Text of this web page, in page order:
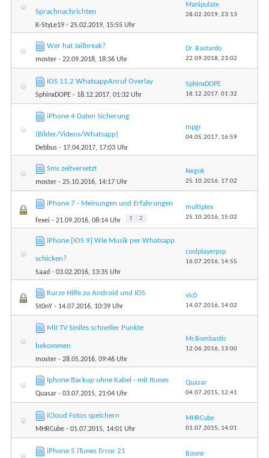
Sprachnachrichten
K-StyLe19 - 25.02.2019, 15:55 Uhr
Manipulate
28.02.2019, 23:13
Wer hat Jailbreak?
moster - 22.09.2018, 18:36 Uhr
Dr. Bastardo
22.09.2018, 23:02
iOS 11.2 WhatsappAnruf Overlay
SphinxDOPE - 18.12.2017, 01:32 Uhr
SphinxDOPE
18.12.2017, 01:32
iPhone 4 Daten Sicherung
(Bilder/Videos/Whatsapp)
Debbus - 17.04.2017, 17:03 Uhr
mpgr
04.05.2017, 16:59
Sms zeitversetzt
moster - 25.10.2016, 14:17 Uhr
Negok
25.10.2016, 17:02
iPhone 7 - Meinungen und Erfahrungen
fexei - 21.09.2016, 08:14 Uhr 1 2
multiplex
25.10.2016, 15:02
iPhone [iOS 9] Wie Musik per Whatsapp
schicken?
Saad - 03.02.2016, 13:35 Uhr
coolplayerpsp
16.07.2016, 14:55
Kurze Hilfe zu Android und IOS
St0nY - 14.07.2016, 10:39 Uhr
vic0
14.07.2016, 14:02
Mit TV Smiles schneller Punkte
bekommen
moster - 28.05.2016, 09:46 Uhr
Mr.Bombastic
12.06.2016, 13:00
Iphone Backup ohne Kabel - mit Itunes
Quasar - 03.07.2015, 21:04 Uhr
Quasar
04.07.2015, 12:41
iCloud Fotos speichern
MHRCube - 01.07.2015, 14:01 Uhr
MHRCube
01.07.2015, 14:01
iPhone 5 iTunes Error 21 Boone